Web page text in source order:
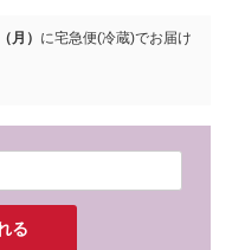
月） に宅急便(冷蔵)でお届け
る